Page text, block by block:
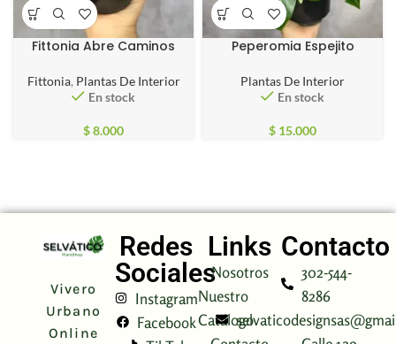
Fittonia Abre Caminos
Fittonia, Plantas De Interior
En stock
$8.000
Peperomia Espejito
Plantas De Interior
En stock
$ 15.000
Vivero
Urbano
Online
Redes
Sociales
Instagram
Facebook
Links
Nosotros
Nuestro
Catálogo
Contacto
302-544-
8286